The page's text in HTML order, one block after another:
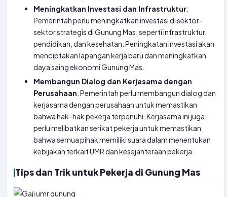
Meningkatkan Investasi dan Infrastruktur:
Pemerintah perlu meningkatkan investasi di sektor-
sektor strategis di Gunung Mas, seperti infrastruktur,
pendidikan, dan kesehatan. Peningkatan investasi akan
menciptakan lapangan kerja baru dan meningkatkan
daya saing ekonomi Gunung Mas.
Membangun Dialog dan Kerjasama dengan
Perusahaan: Pemerintah perlu membangun dialog dan
kerjasama dengan perusahaan untuk memastikan
bahwa hak-hak pekerja terpenuhi. Kerjasama ini juga
perlu melibatkan serikat pekerja untuk memastikan
bahwa semua pihak memiliki suara dalam menentukan
kebijakan terkait UMR dan kesejahteraan pekerja.
Tips dan Trik untuk Pekerja di Gunung Mas